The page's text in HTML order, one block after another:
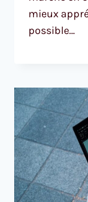
mieux
possible…